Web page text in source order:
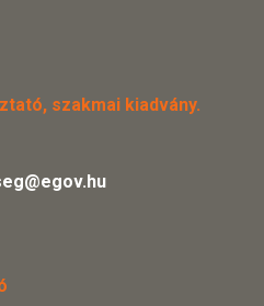
szakmai kiadvány.